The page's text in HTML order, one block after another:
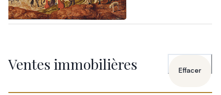
Ventes immobilières Effacer